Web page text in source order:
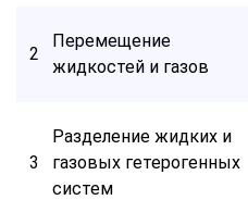
2
Перемещение
жидкостей и газов
3
Разделение жидких и
газовых гетерогенных
систем